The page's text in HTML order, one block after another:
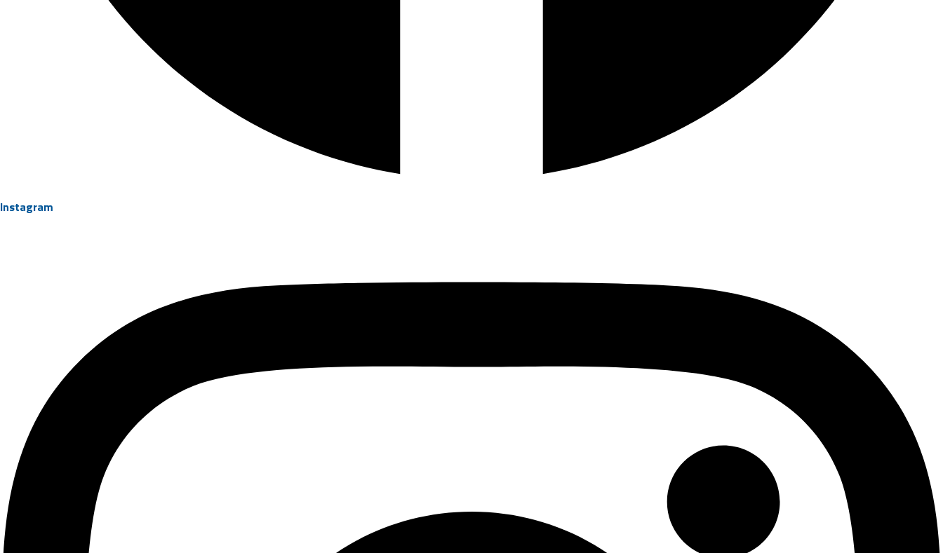
Instagram